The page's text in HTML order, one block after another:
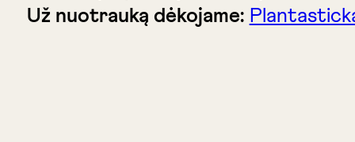
Už nuotrauką dėkojame: